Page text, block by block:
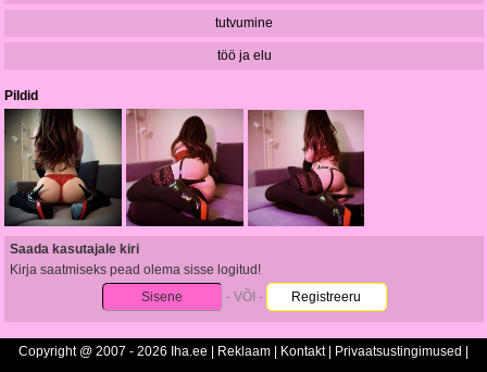
tutvumine
töö ja elu
Pildid
Saada kasutajale kiri
Kirja saatmiseks pead olema sisse logitud!
Sisene
- VÕI - Registreeru
Copyright @ 2007 - 2026 Iha.ee | Reklaam Kontakt| Privaatsustingimused